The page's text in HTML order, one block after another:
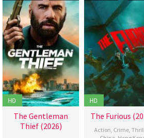
HD
The Gentleman
Thief (2026)
HD
The Furious
Action, Crime,